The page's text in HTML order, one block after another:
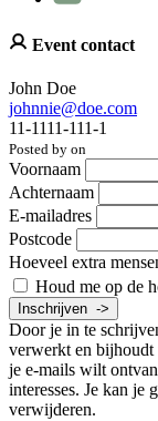
Event contact
John Doe
johnnie@doe.com
11-1111-111-1
Posted by on
Voornaam
Achternaam
E-mailadres
Postcode
Hoeveel extra
Houd me op de
Door je in te
verwerkt en bijhoudt
je e-mails wilt
interesses. Je kan je
verwijderen.